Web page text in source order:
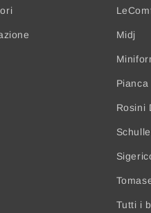
Midj
Pianca
Rosini
Tutti i